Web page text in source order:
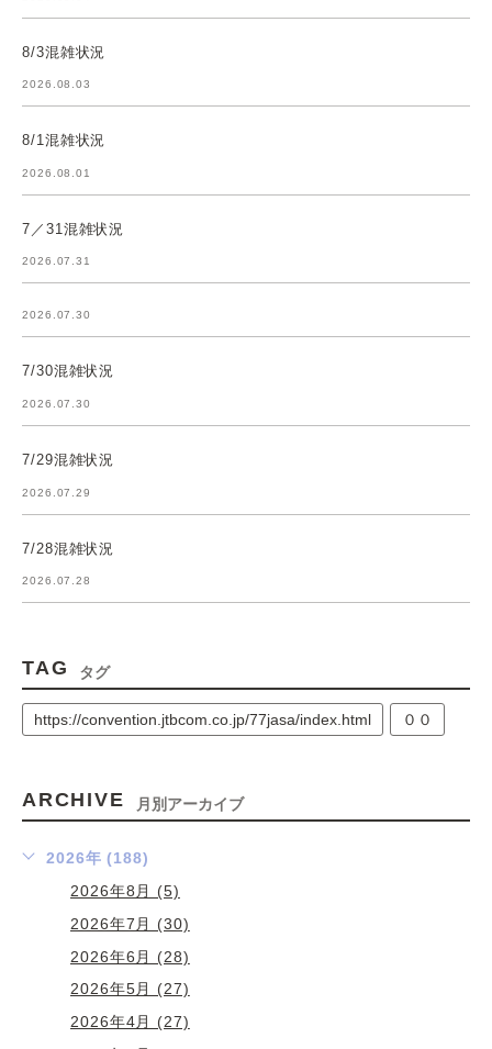
8/3混雑状況
2026.08.03
8/1混雑状況
2026.08.01
7／31混雑状況
2026.07.31
2026.07.30
7/30混雑状況
2026.07.30
7/29混雑状況
2026.07.29
7/28混雑状況
2026.07.28
TAG タグ
https://convention.jtbcom.co.jp/77jasa/index.html ００
ARCHIVE 月別アーカイブ
2026年 (188)
2026年8月 (5)
2026年7月 (30)
2026年6月 (28)
2026年5月 (27)
2026年4月 (27)